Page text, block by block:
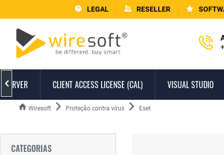
LEGAL RESELLER
SERVER CLIENT ACCESS LICENSE (CAL) VISUAL STUDIO

Wiresoft Proteção contra vírus Eset
CATEGORIAS